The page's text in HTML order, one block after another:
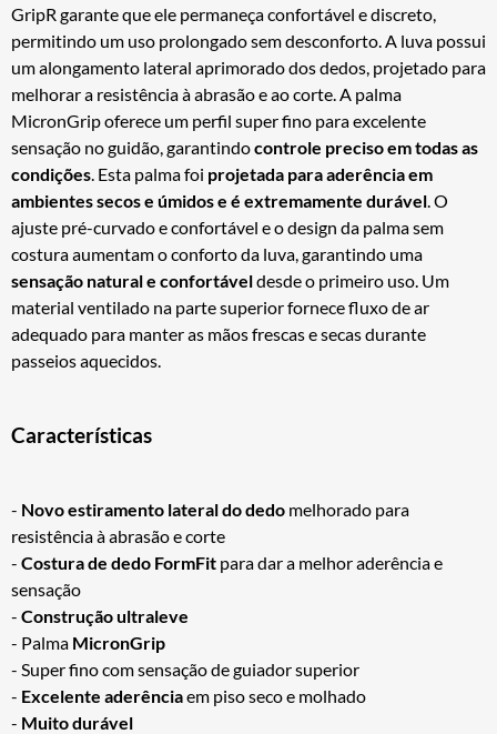
GripR garante que ele permaneça confortável e discreto,
permitindo um uso prolongado sem desconforto. A luva possui
um alongamento lateral aprimorado dos dedos, projetado para
melhorar a resistência à abrasão e ao corte. A palma
MicronGrip oferece um perfil super fino para excelente
sensação no guidão, garantindocontrole preciso em todas as
condições. Esta palma foi projetada para aderência em
ambientes secos e úmidos e é extremamente durável. O
ajuste pré-curvado e confortável e o design da palma sem
costura aumentam o conforto da luva, garantindo uma
sensação natural e confortáveldesde o primeiro uso. Um
material ventilado na parte superior fornece fluxo de ar
adequado para manter as mãos frescas e secas durante
passeios aquecidos.
Características
- Novo estiramento lateral do dedo melhorado para
resistência à abrasão e corte
- Costura de dedo FormFit para dar a melhor aderência e
sensação
- Construção ultraleve
- Palma MicronGrip
- Super fino com sensação de guiador superior
- Excelente aderênciaem piso seco e molhado
- Muito durável